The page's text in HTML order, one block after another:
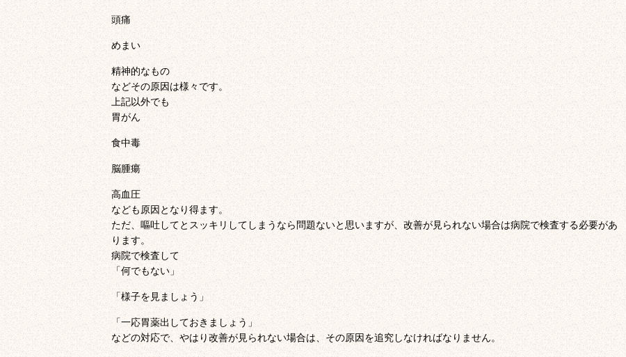
頭痛
めまい
精神的なもの
などその原因は様々です。
上記以外でも
胃がん
食中毒
脳腫瘍
高血圧
なども原因となり得ます。
ただ、嘔吐してとスッキリしてしまうなら問題ないと思いますが、改善が見られない場合は病院で検査する必要があ
ります。
病院で検査して
「何でもない」
「様子を見ましょう」
「一応胃薬出しておきましょう」
などの対応で、やはり改善が見られない場合は、その原因を追究しなければなりません。